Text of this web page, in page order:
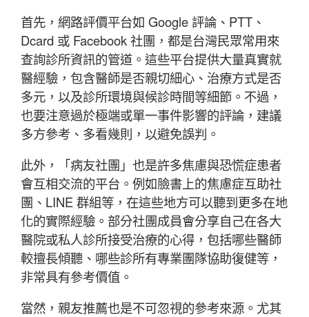
首先，網路評價平台如 Google 評論、PTT、
Dcard 或 Facebook 社團，都是台灣民眾常用來
查詢診所資訊的管道。這些平台提供大量真實就
醫經驗，包含醫師是否親切細心、治療方式是否
多元，以及診所環境與候診時間等細節。不過，
也要注意過於極端或單一事件影響的評論，建議
多方參考、多看幾則，以避免誤判。
此外，「病友社團」也是許多焦慮與恐慌症患者
會互相交流的平台。例如臉書上的焦慮症互助社
團、LINE 群組等，在這些地方可以聽到更多在地
化的實際經驗。部分社團成員會分享自己在各大
醫院或私人診所接受治療的心得，包括哪些醫師
較擅長傾聽、哪些診所有專業團隊協助復健等，
非常具有參考價值。
當然，親友推薦也是不可忽視的參考來源。尤其